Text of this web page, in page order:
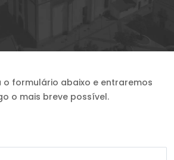
o formulário abaixo e entraremos
o mais breve possível.